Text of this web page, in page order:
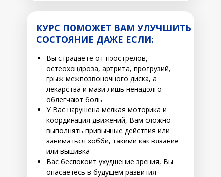
КУРС ПОМОЖЕТ ВАМ УЛУЧШИТЬ
СОСТОЯНИЕ ДАЖЕ ЕСЛИ:
Вы страдаете от прострелов,
остеохондроза, артрита, протрузий,
грыж межпозвоночного диска, а
лекарства и мази лишь ненадолго
облегчают боль
У Вас нарушена мелкая моторика и
координация движений, Вам сложно
выполнять привычные действия или
заниматься хобби, такими как вязание
или вышивка
Вас беспокоит ухудшение зрения, Вы
опасаетесь в будущем развития